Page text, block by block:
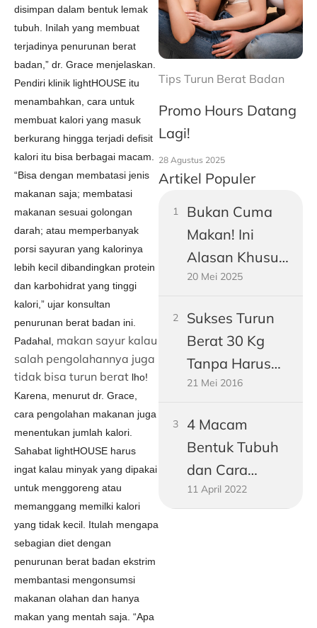
disimpan dalam bentuk lemak
tubuh. Inilah yang membuat
terjadinya penurunan berat
badan,” dr. Grace menjelaskan.
Pendiri klinik lightHOUSE itu
menambahkan, cara untuk
membuat kalori yang masuk
berkurang hingga terjadi defisit
kalori itu bisa berbagai macam.
“Bisa dengan membatasi jenis
makanan saja; membatasi
makanan sesuai golongan
darah; atau memperbanyak
porsi sayuran yang kalorinya
lebih kecil dibandingkan protein
dan karbohidrat yang tinggi
kalori,” ujar konsultan
penurunan berat badan ini.
Padahal, makan sayur kalau
salah pengolahannya juga
tidak bisa turun berat lho!
Karena, menurut dr. Grace,
cara pengolahan makanan juga
menentukan jumlah kalori.
Sahabat lightHOUSE harus
ingat kalau minyak yang dipakai
untuk menggoreng atau
memanggang memilki kalori
yang tidak kecil. Itulah mengapa
sebagian diet dengan
penurunan berat badan ekstrim
membantasi mengonsumsi
makanan olahan dan hanya
makan yang mentah saja. “Apa
Tips Turun Berat Badan
Promo Hours Datang
Lagi!
28 Agustus 2025
Artikel Populer
Bukan Cuma
Makan! Ini
Alasan Khusus
Perut Pria
Gampang
Buncit
20 Mei 2025
Sukses Turun
Berat 30 Kg
Tanpa Harus
Jadi Vegetarian
21 Mei 2016
4 Macam
Bentuk Tubuh
dan Cara
Mengukurnya!
11 April 2022